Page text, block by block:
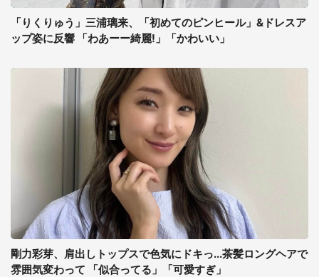
「りくりゅう」三浦璃来、「初めてのピンヒール」&ドレスア
ップ姿に反響 「わあーー綺麗!」「かわいい」
剛力彩芽、肩出しトップスで色気にドキっ...茶髪ロングヘアで
雰囲気変わって 「似合ってる」「可愛すぎ」